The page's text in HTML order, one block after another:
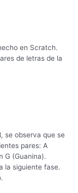
en Scratch.
de letras de la
se observa que se
pares: A
G (Guanina).
la siguiente fase.